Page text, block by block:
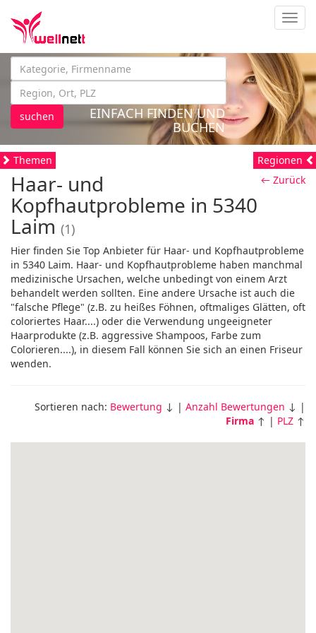
suchen
EINFACH FINDEN UND
BUCHEN
Themen
← Zurück
Haar- und
Kopfhautprobleme in 5340
Laim (1)
Hier finden Sie Top Anbieter für Haar- und Kopfhautprobleme
in 5340 Laim. Haar- und Kopfhautprobleme haben manchmal
medizinische Ursachen, welche unbedingt von einem Arzt
behandelt werden sollten. Eine andere Ursache ist auch die
"falsche Pflege" (z.B. zu heißes Föhnen, oftmaliges Glätten, oft
coloriertes Haar....) oder die Verwendung ungeeigneter
Haarprodukte (z.B. aggressive Shampoos, Farbe zum
Colorieren....), in diesem Fall können Sie sich an einen Friseur
wenden.
Sortieren nach: Bewertung ↓ | Anzahl Bewertungen ↓ |
Firma ↑ | PLZ ↑
Regionen